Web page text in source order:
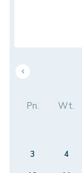
Pn. Wt.
3
4